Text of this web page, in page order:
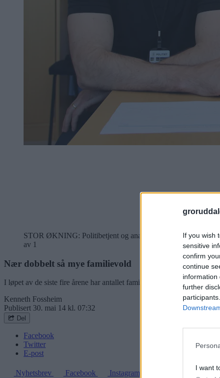
If you wish
sensitive
confirm
continue
information
further
I want
STOR ØKNING: Politibetjent og analytiker Ole Sølvik t.v.) og
av 1
Nær dobbelt så mye familievold
I løpet av de siste fire årene har antallet familievold-saker i
Kenneth Fossheim
Publisert 30. mai 14 kl. 07:32
Del
Facebook
Twitter
E-post
Nyhetsbrev Facebook
Instagram